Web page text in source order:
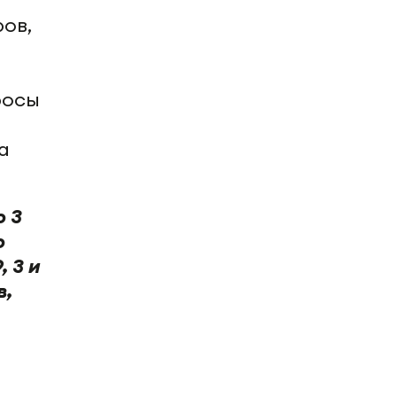
3
3 и